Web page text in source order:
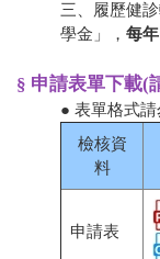
三、履歷健
學金」， 每
§ 申請表單下載(
● 表單格式請
檢核資
料
申請表